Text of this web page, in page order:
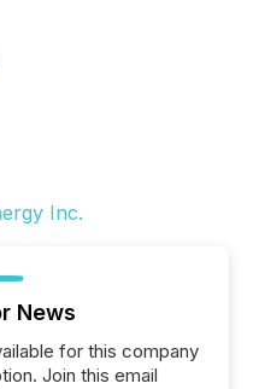
News
for this company
Join this email